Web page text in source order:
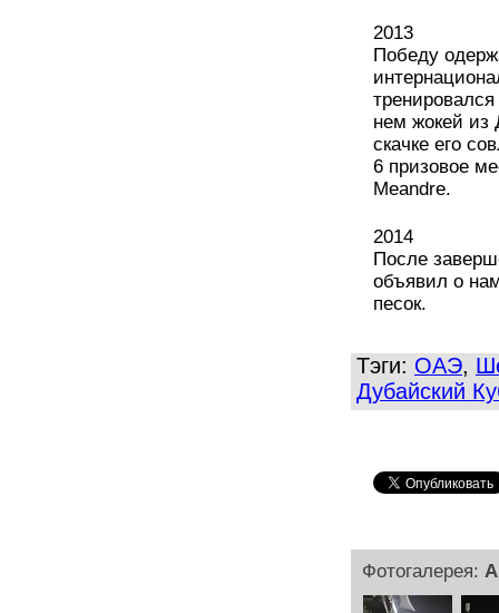
2013
Победу
нем жокей из
скачке его
6 призовое
Meandre.
2014
После
объявил о
песок.
Тэги: ОАЭ,
Дубайский
Фотогалерея: